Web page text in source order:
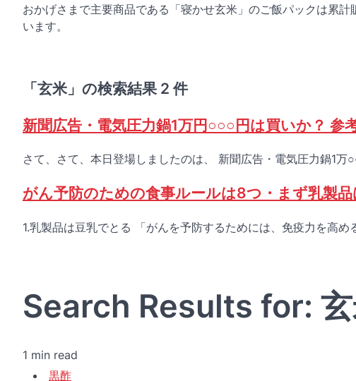
おかげさまで主要商品である「寝かせ玄米」のご飯パックは累
います。
「玄米」の検索結果 2 件
新聞広告・電気圧力鍋1万円○○○円は買いか？
さて、さて、本日登場しましたのは、 新聞広告・電気圧力鍋1
がん予防のための食事ルールは8つ・まず乳製
1.乳製品は豆乳でとる 「がんを予防するためには、免疫力を高
Search Results for:
1 min read
黒酢